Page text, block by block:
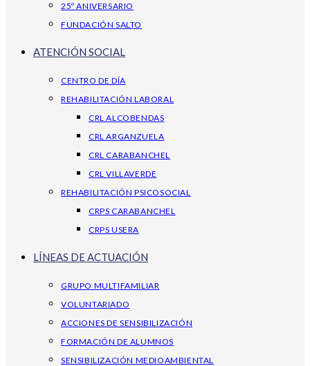
25º ANIVERSARIO
FUNDACIÓN SALTO
ATENCIÓN SOCIAL
CENTRO DE DÍA
REHABILITACIÓN LABORAL
CRL ALCOBENDAS
CRL ARGANZUELA
CRL CARABANCHEL
CRL VILLAVERDE
REHABILITACIÓN PSICOSOCIAL
CRPS CARABANCHEL
CRPS USERA
LÍNEAS DE ACTUACIÓN
GRUPO MULTIFAMILIAR
VOLUNTARIADO
ACCIONES DE SENSIBILIZACIÓN
FORMACIÓN DE ALUMNOS
SENSIBILIZACIÓN MEDIOAMBIENTAL